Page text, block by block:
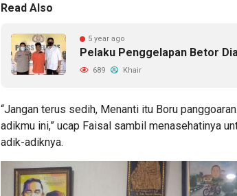
Read Also
5 year ago
Pelaku Penggelapan Betor
689 Khair
“Jangan terus sedih, Menanti itu Boru
adikmu ini,” ucap Faisal sambil menasehatinya
adik-adiknya.